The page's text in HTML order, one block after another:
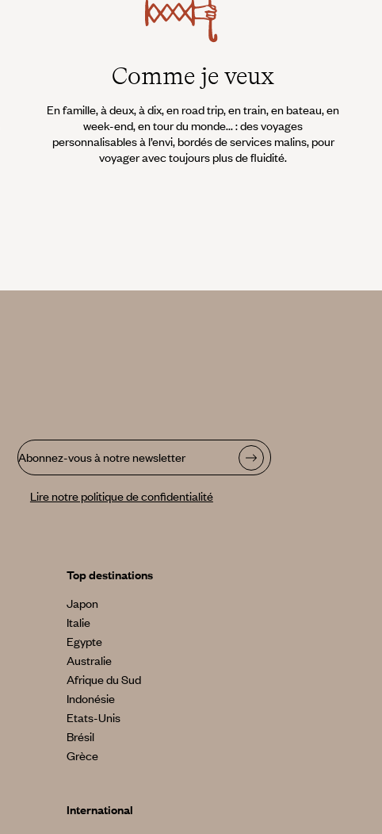
Comme je veux
En famille, à deux, à dix, en road trip, en train, en bateau, en
week-end, en tour du monde... : des voyages
personnalisables à l’envi, bordés de services malins, pour
voyager avec toujours plus de fluidité.
Abonnez-vous à notre newsletter
Lire notre politique de confidentialité
Top destinations
Japon
Italie
Egypte
Australie
Afrique du Sud
Indonésie
Etats-Unis
Brésil
Grèce
International